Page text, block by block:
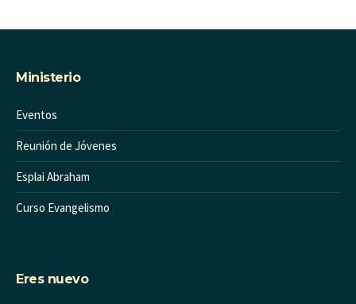
Ministerio
Eventos
Reunión de Jóvenes
Esplai Abraham
Curso Evangelismo
Eres nuevo